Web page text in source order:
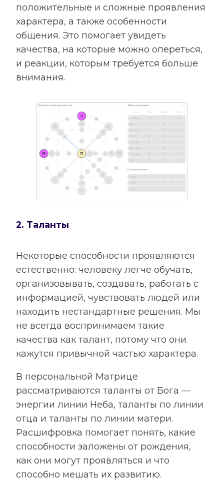
положительные и сложные проявления
характера, а также особенности
общения. Это помогает увидеть
качества, на которые можно опереться,
и реакции, которым требуется больше
внимания.
2. Таланты
Некоторые способности проявляются
естественно: человеку легче обучать,
организовывать, создавать, работать с
информацией, чувствовать людей или
находить нестандартные решения. Мы
не всегда воспринимаем такие
качества как талант, потому что они
кажутся привычной частью характера.
В персональной Матрице
рассматриваются таланты от Бога —
энергии линии Неба, таланты по линии
отца и таланты по линии матери.
Расшифровка помогает понять, какие
способности заложены от рождения,
как они могут проявляться и что
способно мешать их развитию.